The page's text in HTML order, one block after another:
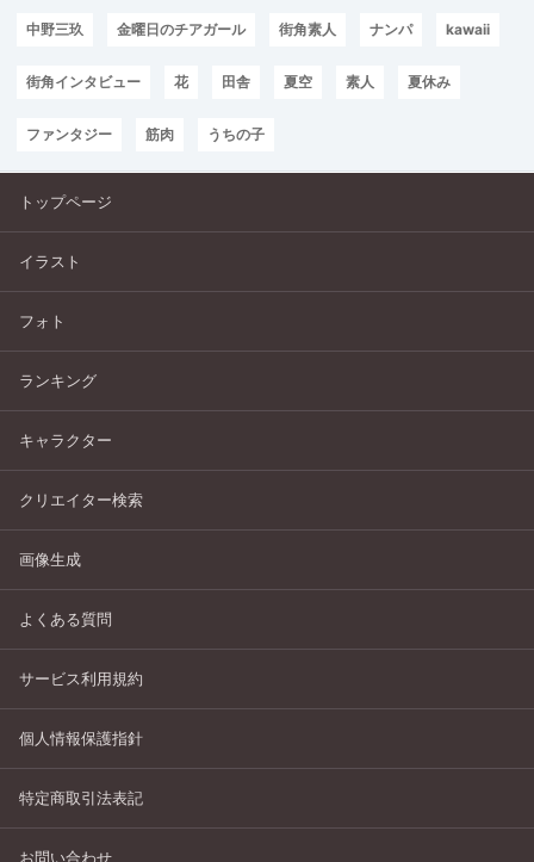
中野三玖 金曜日のチアガール 街角素人 ナンパ kawaii
街角インタビュー 花 田舎 夏空 素人 夏休み
ファンタジー 筋肉 うちの子
トップページ
イラスト
フォト
ランキング
キャラクター
クリエイター検索
画像生成
よくある質問
サービス利用規約
個人情報保護指針
特定商取引法表記
お問い合わせ